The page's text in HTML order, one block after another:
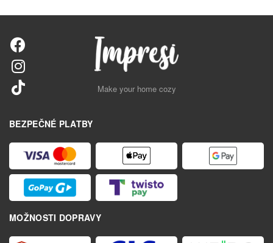
Make your home cozy
BEZPEČNÉ PLATBY
MOŽNOSTI DOPRAVY